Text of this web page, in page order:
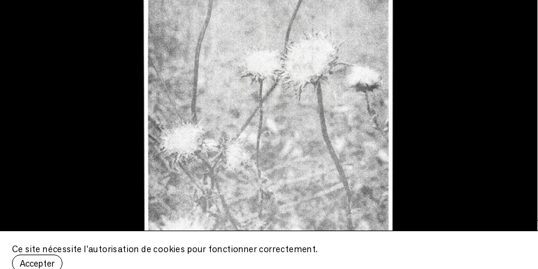
Ce site nécessite l'autorisation de cookies pour fonctionner correctement.
Accepter